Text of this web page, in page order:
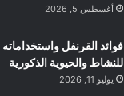
أغسطس 5, 2026
فوائد القرنفل
للنشاط والحيوية الذكورية
يوليو 11, 2026